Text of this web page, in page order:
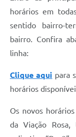
horários em
sentido bairro-
bairro. Confira
linha:
Clique aqui para
horários
Os novos
da Viação